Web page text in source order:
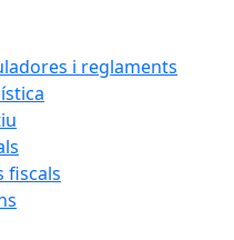
i reglaments
fiscals